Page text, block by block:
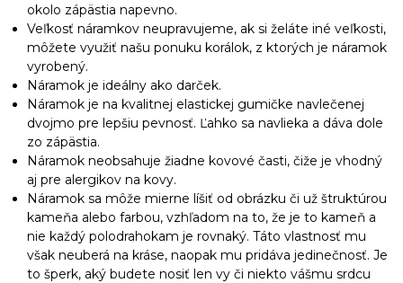
okolo zápästia napevno.
Veľkosť náramkov neupravujeme, ak si želáte iné veľkosti,
môžete využiť našu ponuku korálok, z ktorých je náramok
vyrobený.
Náramok je ideálny ako darček.
Náramok je na kvalitnej elastickej gumičke navlečenej
dvojmo pre lepšiu pevnosť. Ľahko sa navlieka a dáva dole
zo zápästia.
Náramok neobsahuje žiadne kovové časti, čiže je vhodný
aj pre alergikov na kovy.
Náramok sa môže mierne líšiť od obrázku či už štruktúrou
kameňa alebo farbou, vzhľadom na to, že je to kameň a
nie každý polodrahokam je rovnaký. Táto vlastnosť mu
však neuberá na kráse, naopak mu pridáva jedinečnosť. Je
to šperk, aký budete nosiť len vy či niekto vášmu srdcu